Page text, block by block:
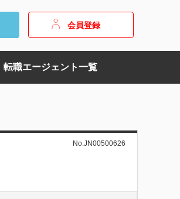
会員登録
転職エージェント一覧
No.JN00500626